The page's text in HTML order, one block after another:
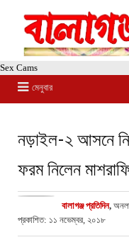
Sex Cams
মেনুবার
নড়াইল-২ আসনে
ফরম নিলেন
বালাগঞ্জ প্রতিদিন,
প্রকাশিত: ১১ নভেম্বর, ২০১৮